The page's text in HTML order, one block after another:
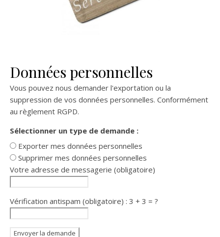
Données personnelles
Vous pouvez nous demander l'exportation ou la
suppression de vos données personnelles. Conformément
au règlement RGPD.
Sélectionner un type de demande :
Exporter mes données personnelles
Supprimer mes données personnelles
Votre adresse de messagerie (obligatoire)
Vérification antispam (obligatoire) : 3 + 3 = ?